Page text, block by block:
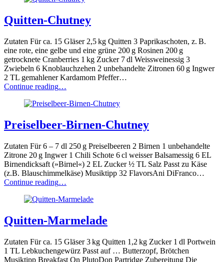
Quitten-Chutney
Zutaten Für ca. 15 Gläser 2,5 kg Quitten 3 Paprikaschoten, z. B.
eine rote, eine gelbe und eine grüne 200 g Rosinen 200 g
getrocknete Cranberries 1 kg Zucker 7 dl Weissweinessig 3
Zwiebeln 6 Knoblauchzehen 2 unbehandelte Zitronen 60 g Ingwer
2 TL gemahlener Kardamom Pfeffer…
Continue reading“Quitten-
…
Preiselbeer-Birnen-Chutney
Zutaten Für 6 – 7 dl 250 g Preiselbeeren 2 Birnen 1 unbehandelte
Zitrone 20 g Ingwer 1 Chili Schote 6 cl weisser Balsamessig 6 EL
Birnendicksaft (»Birnel«) 2 EL Zucker ½ TL Salz Passt zu Käse
(z.B. Blauschimmelkäse) Musiktipp 32 FlavorsAni DiFranco…
Continue reading“Preiselbeer-
Chutney”
…
Quitten-Marmelade
Zutaten Für ca. 15 Gläser 3 kg Quitten 1,2 kg Zucker 1 dl Portwein
1 TL Lebkuchengewürz Passt auf … Butterzopf, Brötchen
Musiktipp Breakfast On PlutoDon Partridge Zubereitung Die